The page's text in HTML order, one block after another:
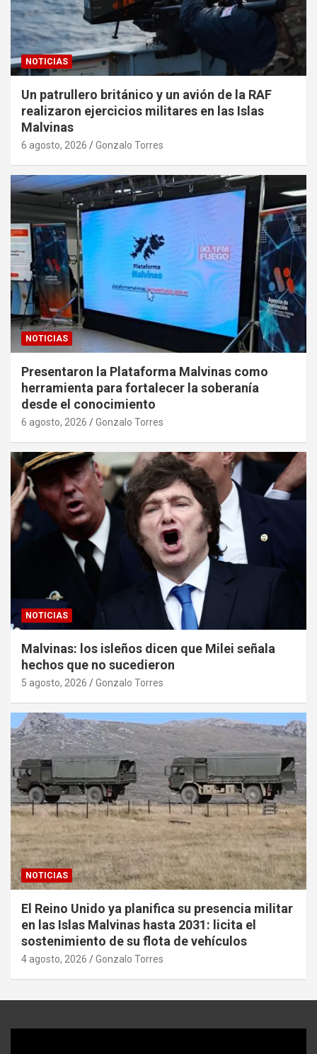
NOTICIAS
Un patrullero británico y un avión de la RAF
realizaron ejercicios militares en las Islas
Malvinas
6 agosto, 2026 Gonzalo Torres
NOTICIAS
Presentaron la Plataforma Malvinas como
herramienta para fortalecer la soberanía
desde el conocimiento
6 agosto, 2026 Gonzalo Torres
NOTICIAS
Malvinas: los isleños dicen que Milei señala
hechos que no sucedieron
5 agosto, 2026 Gonzalo Torres
NOTICIAS
El Reino Unido ya planifica su presencia militar
en las Islas Malvinas hasta 2031: licita el
sostenimiento de su flota de vehículos
4 agosto, 2026 Gonzalo Torres